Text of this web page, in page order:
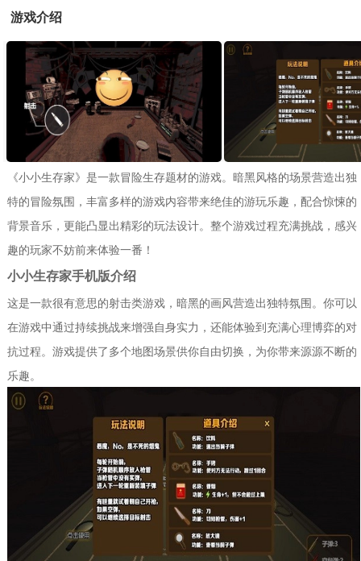
游戏介绍
《小小生存家》是一款冒险生存题材的游戏。暗黑风格的场景营造出独
特的冒险氛围，丰富多样的游戏内容带来绝佳的游玩乐趣，配合惊悚的
背景音乐，更能凸显出精彩的玩法设计。整个游戏过程充满挑战，感兴
趣的玩家不妨前来体验一番！
小小生存家手机版介绍
这是一款很有意思的射击类游戏，暗黑的画风营造出独特氛围。你可以
在游戏中通过持续挑战来增强自身实力，还能体验到充满心理博弈的对
抗过程。游戏提供了多个地图场景供你自由切换，为你带来源源不断的
乐趣。